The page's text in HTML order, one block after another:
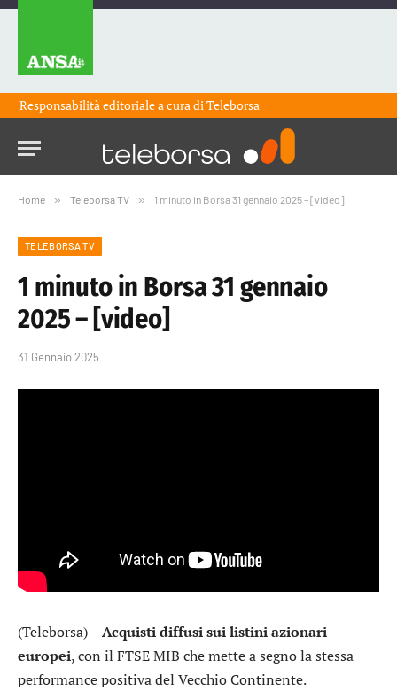
Responsabilità editoriale a cura diTeleborsa
Home » Teleborsa TV » 1 minuto in Borsa 31 gennaio 2025 – [video]
TELEBORSA TV
1 minuto in Borsa 31 gennaio
2025 – [video]
31 Gennaio 2025
(Teleborsa) –Acquisti diffusi sui listini azionari
europei, con il FTSE MIB che mette a segno la stessa
performance positiva del Vecchio Continente.